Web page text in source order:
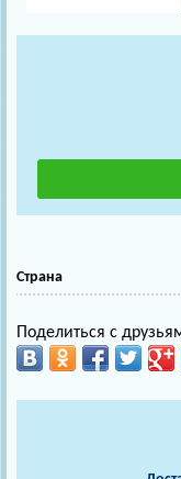
Страна
Поделиться с